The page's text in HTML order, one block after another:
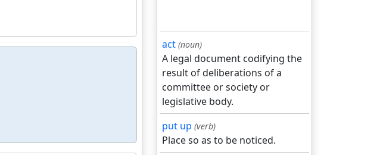
act (noun)
A legal document codifying the
result of deliberations of a
committee or society or
legislative body.
put up (verb)
Place so as to be noticed.